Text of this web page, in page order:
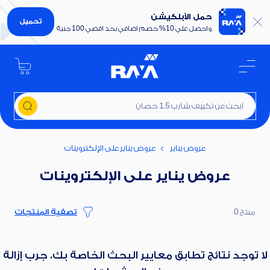
حمل الأبلكيشن
واحصل علي 10% خصم اضافي بحد اقصي 100 جنية
تحميل
ابحث عن تكييف شارب 1.5 حصان
عروض يناير عروض يناير على الإلكتروينات
عروض يناير على الإلكتروينات
منتج 0 تصفية المنتجات
لا توجد نتائج تطابق معايير البحث الخاصة بك، جرب إزالة